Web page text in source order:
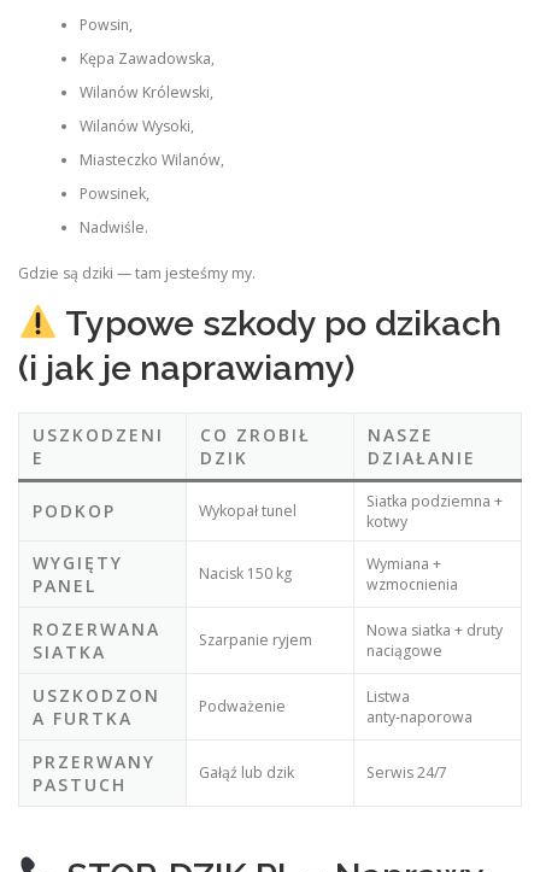
Powsin,
Kępa Zawadowska,
Wilanów Królewski,
Wilanów Wysoki,
Miasteczko Wilanów,
Powsinek,
Nadwiśle.
Gdzie są dziki — tam jesteśmy my.
Typowe szkody po dzikach
(i jak je naprawiamy)
USZKODZENI
E
CO ZROBIŁ
DZIK
NASZE
DZIAŁANIE
PODKOP Wykopał tunel
Siatka podziemna +
kotwy
WYGIĘTY
PANEL
Nacisk 150 kg
Wymiana +
wzmocnienia
ROZERWANA
SIATKA
Szarpanie ryjem
Nowa siatka + druty
naciągowe
USZKODZON
A FURTKA
Podważenie
Listwa
anty‑naporowa
PRZERWANY
PASTUCH
Gałąź lub dzik Serwis 24/7